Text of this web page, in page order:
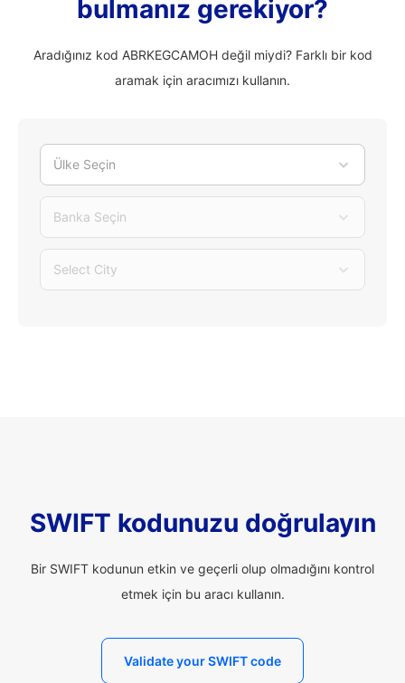
bulmanız gerekiyor?
Aradığınız kod ABRKEGCAMOH değil miydi? Farklı bir kod
aramak için aracımızı kullanın.
Ülke Seçin
Banka Seçin
Select City
SWIFT kodunuzu doğrulayın
Bir SWIFT kodunun etkin ve geçerli olup olmadığını kontrol
etmek için bu aracı kullanın.
Validate your SWIFT code